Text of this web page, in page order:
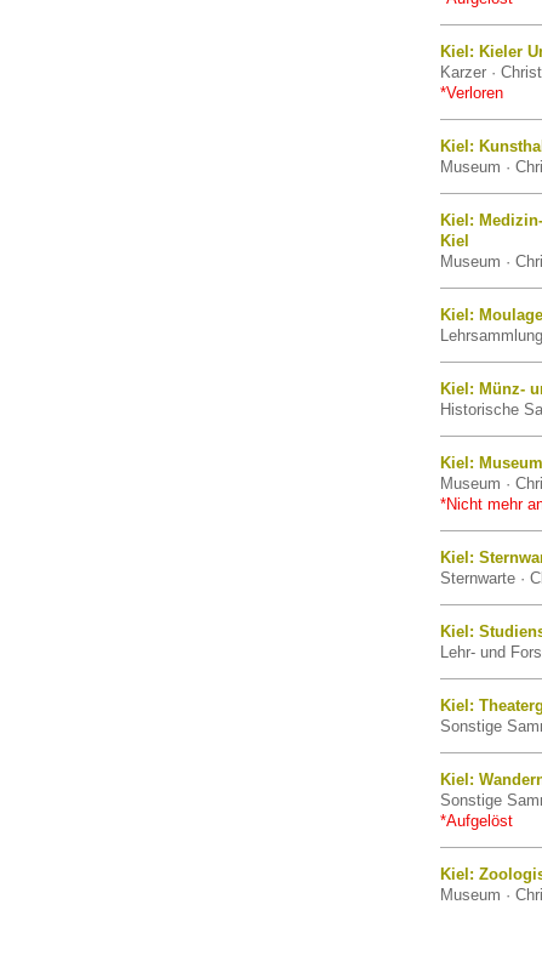
Kiel: Kieler
Karzer ·
*Verloren
Kiel:
Museum ·
Kiel:
Kiel
Museum ·
Kiel:
Kiel: Münz-
Historische
Kiel:
Museum ·
*Nicht mehr
Kiel:
Sternwarte ·
Kiel:
Lehr- und
Kiel:
Sonstige
Kiel:
Sonstige
*Aufgelöst
Kiel:
Museum ·